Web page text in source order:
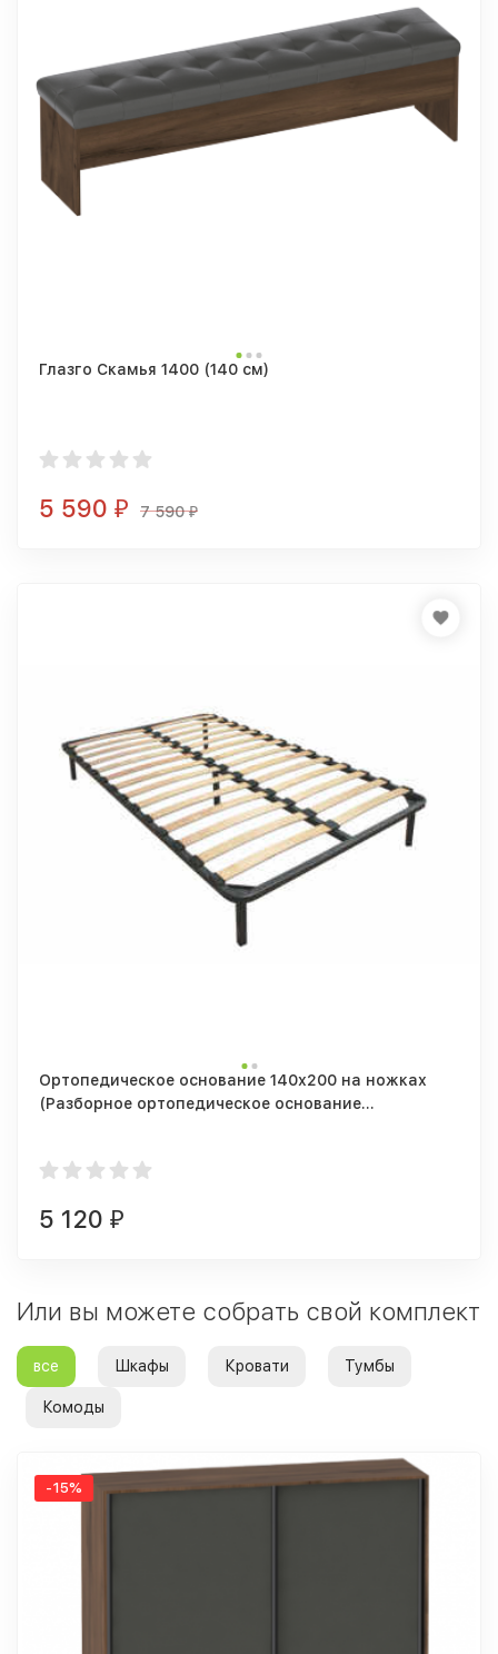
Глазго Скамья 1400 (140 см)
5 590 ₽ 7 590₽
Ортопедическое основание 140х200 на ножках
(Разборное ортопедическое основание
5 120 ₽
Или вы можете собрать свой комплект
все Шкафы Кровати Тумбы
Комоды
-15%